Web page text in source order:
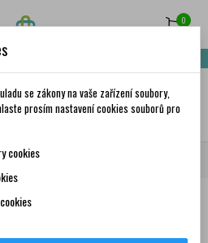
0
a získáte dopravu zdarma!
✦AI
Cereálie, musli a pochoutky
se zákony na vaše zařízení soubory,
prosím nastavení cookies souborů pro
cookies